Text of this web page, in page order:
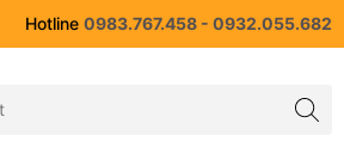
Hotline 0983.767.458 - 0932.055.682